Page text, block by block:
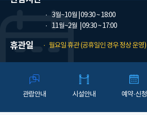
3월~10월 | 09:30 ~ 18:00
11월~2월
| 09:30 ~ 17:00
휴관일 월요일 휴관 (공휴일인 경우 정상 운영)
관람안내 시설안내 예약·신청